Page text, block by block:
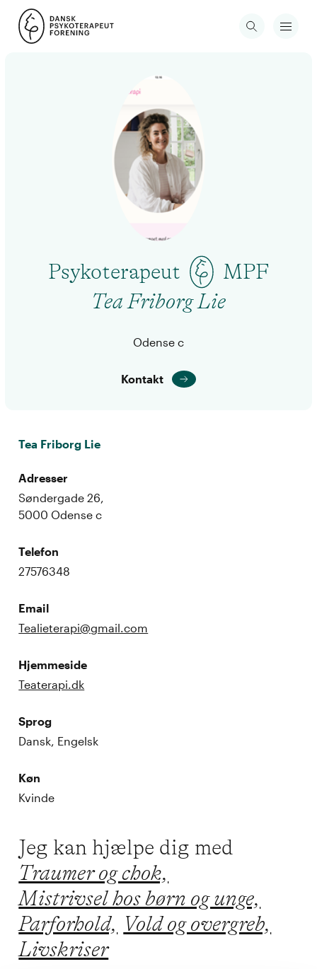
Psykoterapeut
MPF
Tea Friborg Lie
Odense c
Kontakt
Tea Friborg Lie
Adresser
Søndergade 26,
5000 Odense c
Telefon
27576348
Email
Tealieterapi@gmail.com
Hjemmeside
Teaterapi.dk
Sprog
Dansk, Engelsk
Køn
Kvinde
Jeg kan hjælpe dig med
Traumer og chok,
Mistrivsel hos børn og unge,
Parforhold, Vold og overgreb,
Livskriser